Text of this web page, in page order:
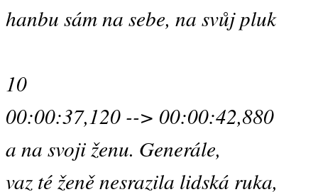
hanbu sám na sebe, na svůj pluk
10
00:00:37,120 --> 00:00:42,880
a na svoji ženu. Generále,
vaz té ženě nesrazila lidská ruka,